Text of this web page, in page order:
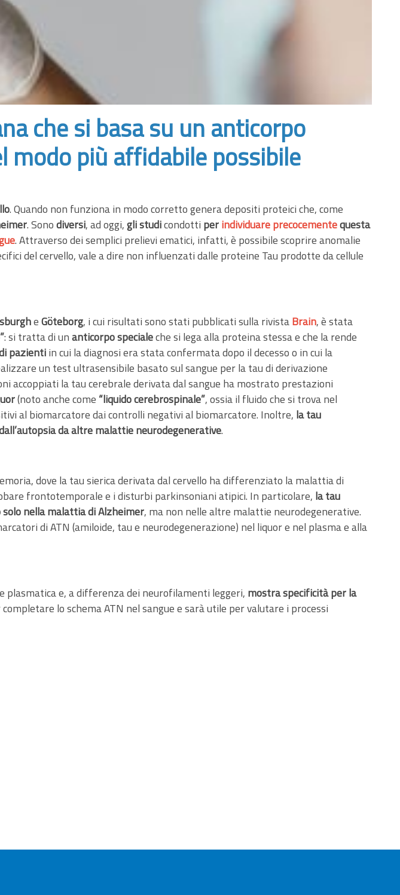
che si basa su un anticorpo
modo più affidabile possibile
. Quando non funziona in modo corretto genera depositi proteici che, come
. Sonodiversi, ad oggi,gli studicondotti perindividuare precocementequesta
. Attraverso dei semplici prelievi ematici, infatti, è possibile scoprire anomalie
del cervello, vale a dire non influenzati dalle proteine Tau prodotte da cellule
eGöteborg, i cui risultati sono stati pubblicati sulla rivistaBrain, è stata
: si tratta di unanticorpo specialeche si lega alla proteina stessa e che la rende
pazientiin cui la diagnosi era stata confermata dopo il decesso o in cui la
un test ultrasensibile basato sul sangue per la tau di derivazione
accoppiati la tau cerebrale derivata dal sangue ha mostrato prestazioni
(noto anche come “liquido cerebrospinale”, ossia il fluido che si trova nel
al biomarcatore dai controlli negativi al biomarcatore. Inoltre, la tau
da altre malattie neurodegenerative.
dove la tau sierica derivata dal cervello ha differenziato la malattia di
frontotemporale e i disturbi parkinsoniani atipici. In particolare, la tau
nella malattia di Alzheimer, ma non nelle altre malattie neurodegenerative.
di ATN (amiloide, tau e neurodegenerazione) nel liquor e nel plasma e alla
plasmatica e, a differenza dei neurofilamenti leggeri, mostra specificità per la
lo schema ATN nel sangue e sarà utile per valutare i processi